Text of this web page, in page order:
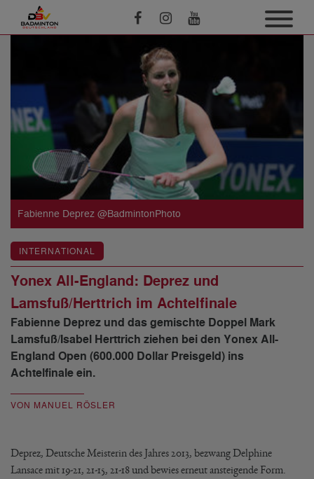
Fabienne Deprez @BadmintonPhoto
INTERNATIONAL
Yonex All-England: Deprez und
Lamsfuß/Herttrich im Achtelfinale
Fabienne Deprez und das gemischte Doppel Mark
Lamsfuß/Isabel Herttrich ziehen bei den Yonex All-
England Open (600.000 Dollar Preisgeld) ins
Achtelfinale ein.
VON MANUEL RÖSLER
Deprez, Deutsche Meisterin des Jahres 2013, bezwang Delphine
Lansace mit 19-21, 21-15, 21-18 und bewies erneut ansteigende Form.